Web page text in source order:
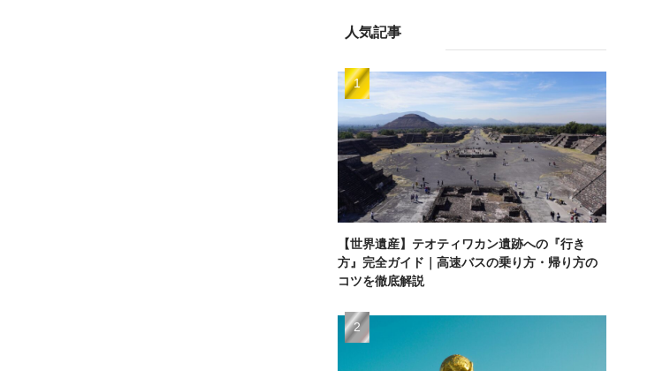
人気記事
【世界遺産】テオティワカン遺跡への『行き
方』完全ガイド｜高速バスの乗り方・帰り方の
コツを徹底解説